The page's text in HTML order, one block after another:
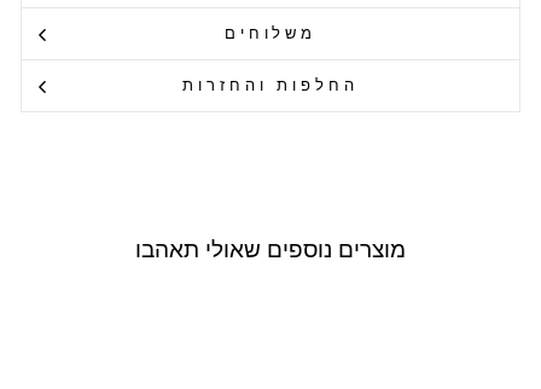
משלוחים
החלפות והחזרות
מוצרים נוספים שאולי תאהבו